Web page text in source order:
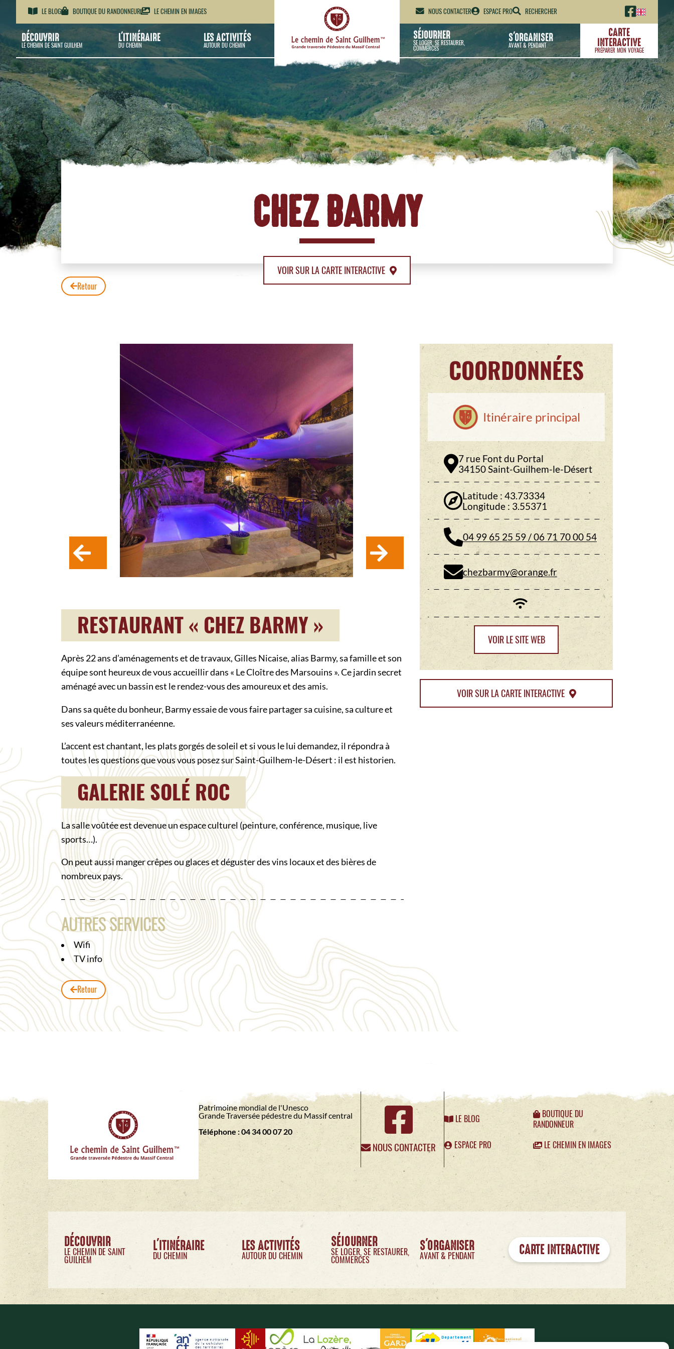
LE BLOG BOUTIQUE DU RANDONNEUR LE CHEMIN EN IMAGES NOUS CONTACTER ESPACE PRO RECHERCHER
DÉCOUVRIR
LE CHEMIN DE SAINT GUILHEM
L'ITINÉRAIRE
DU CHEMIN
LES ACTIVITÉS
AUTOUR DU CHEMIN
SÉJOURNER
SE LOGER, SE RESTAURER,
COMMERCES
S'ORGANISER
AVANT & PENDANT
CARTE
INTERACTIVE
PRÉPARER MON VOYAGE
CHEZ BARMY
VOIR SUR LA CARTE INTERACTIVE
Retour
COORDONNÉES
Itinéraire principal
7 rue Font du Portal
34150 Saint-Guilhem-le-Désert
Latitude : 43.73334
Longitude : 3.55371
04 99 65 25 59 / 06 71 70 00 54
chezbarmy@orange.fr
VOIR LE SITE WEB
RESTAURANT « CHEZ BARMY »
Après 22 ans d’aménagements et de travaux, Gilles Nicaise, alias Barmy, sa famille et son
équipe sont heureux de vous accueillir dans « Le Cloître des Marsouins ». Ce jardin secret
aménagé avec un bassin est le rendez-vous des amoureux et des amis.
Dans sa quête du bonheur, Barmy essaie de vous faire partager sa cuisine, sa culture et
ses valeurs méditerranéenne.
L’accent est chantant, les plats gorgés de soleil et si vous le lui demandez, il répondra à
toutes les questions que vous vous posez sur Saint-Guilhem-le-Désert : il est historien.
GALERIE SOLÉ ROC
La salle voûtée est devenue un espace culturel (peinture, conférence, musique, live
sports…).
On peut aussi manger crêpes ou glaces et déguster des vins locaux et des bières de
nombreux pays.
AUTRES SERVICES
Wifi
TV info
VOIR SUR LA CARTE INTERACTIVE
Retour
Patrimoine mondial de l'Unesco
Grande Traversée pédestre du Massif central
Téléphone : 04 34 00 07 20
NOUS CONTACTER
LE BLOG
BOUTIQUE DU
RANDONNEUR
ESPACE PRO
LE CHEMIN EN IMAGES
DÉCOUVRIR
LE CHEMIN DE SAINT
GUILHEM
L'ITINÉRAIRE
DU CHEMIN
LES ACTIVITÉS
AUTOUR DU CHEMIN
SÉJOURNER
SE LOGER, SE RESTAURER,
COMMERCES
S'ORGANISER
AVANT & PENDANT CARTE INTERACTIVE